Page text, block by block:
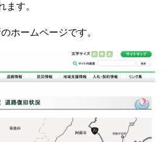
ます。
ホームページです。